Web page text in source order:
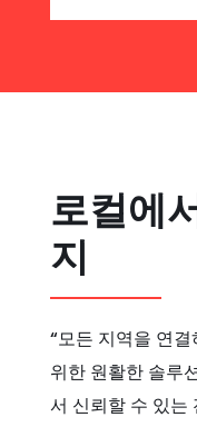
로컬에
지
“모든 지역을 연
위한 원활한 솔루
서 신뢰할 수 있는